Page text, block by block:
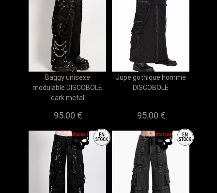
Baggy unisexe
modulable DISCOBOLE
'dark metal'
95.00 €
Jupe gothique homme
DISCOBOLE
95.00 €